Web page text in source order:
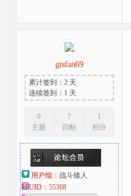
gtsfan69
累计签到：2 天
连续签到：1 天
0
主题
7
回帖
1
积分
用户组： 战斗矮人
UID： 55368